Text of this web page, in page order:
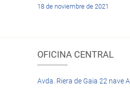
18 de noviembre de 2021
OFICINA CENTRAL
Avda. Riera de Gaia 22 nave A